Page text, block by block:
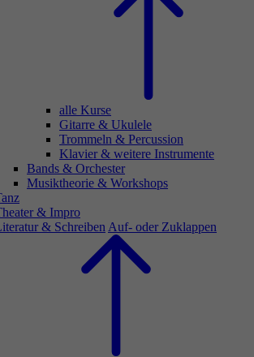
alle Kurse
Gitarre & Ukulele
Trommeln & Percussion
Klavier & weitere Instrumente
Bands & Orchester
Musiktheorie & Workshops
& Impro
& Schreiben Auf- oder Zuklappen